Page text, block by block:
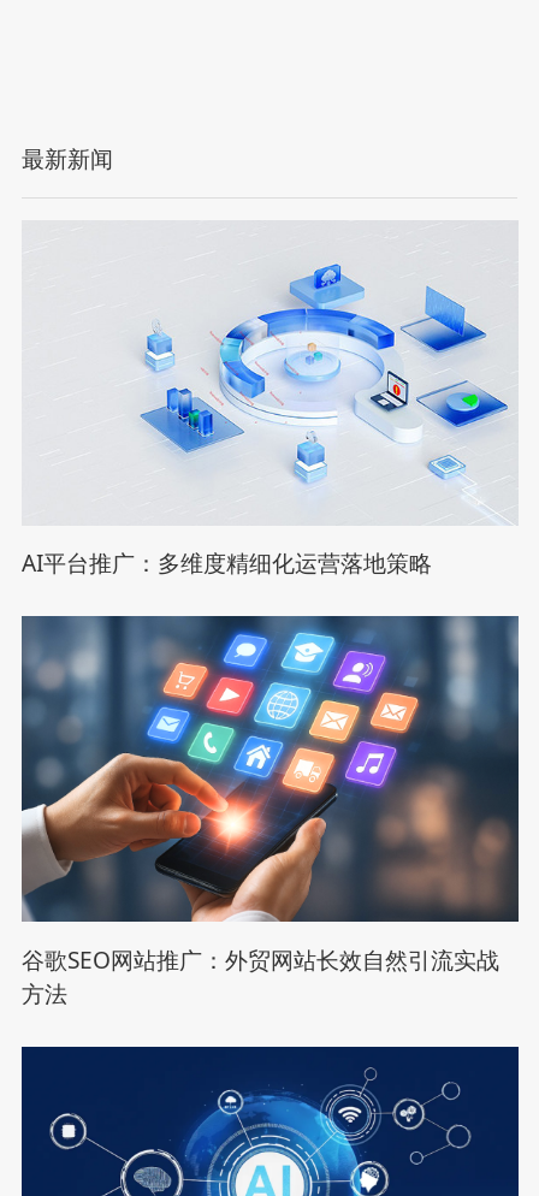
最新新闻
AI平台推广：多维度精细化运营落地策略
谷歌SEO网站推广：外贸网站长效自然引流实战
方法